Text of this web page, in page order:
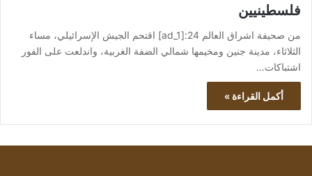
فلسطينيين
من صحيفة اشراق العالم 24:[ad_1] اقتحم الجيش الإسرائيلي، مساء
الثلاثاء، مدينة جنين ومخيمها شمالي الضفة الغربية، واندلعت على الفور
اشتباكات…
أكمل القراءة »